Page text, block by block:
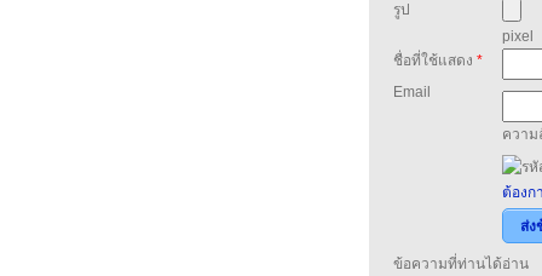
รูป
pixel
ชื่อที่ใช้แสดง *
Email
ความ
ต้องก
ส่ง
ข้อความที่ท่านได้อ่าน